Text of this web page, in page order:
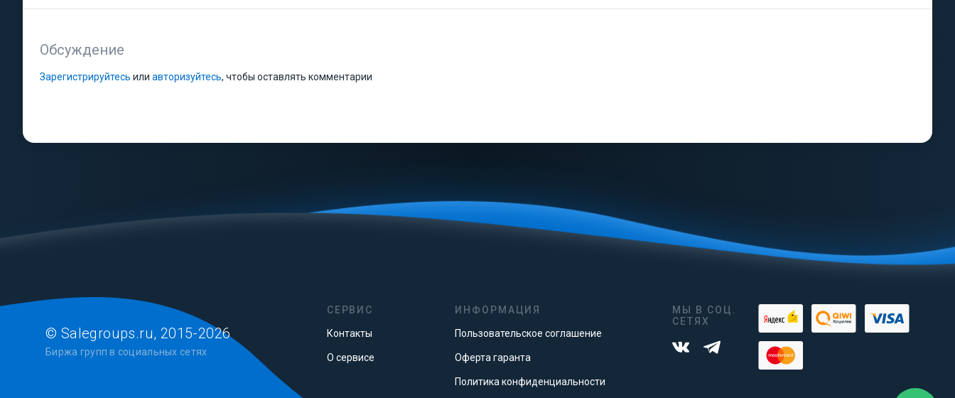
Обсуждение
Зарегистрируйтесь или авторизуйтесь, чтобы оставлять комментарии
СЕРВИС
Контакты
О сервисе
ИНФОРМАЦИЯ
Пользовательское соглашение
Оферта гаранта
Политика конфиденциальности
МЫ В СОЦ.
СЕТЯХ
© Salegroups.ru, 2015-2026
Биржа групп в социальных сетях